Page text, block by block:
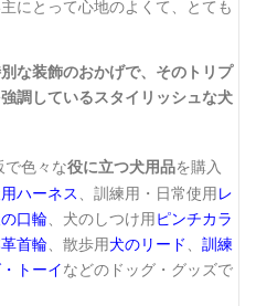
にとって心地のよくて、とても
な装飾のおかげで、その トリプ
調しているスタイリッシュな犬
で色々な役に立つ犬用品を購入
ハーネス 、訓練用・日常使用レ
口輪 、犬のしつけ用ピンチカラ
首輪 、散歩用犬のリード
訓練
トーイなどのドッグ・グッズで